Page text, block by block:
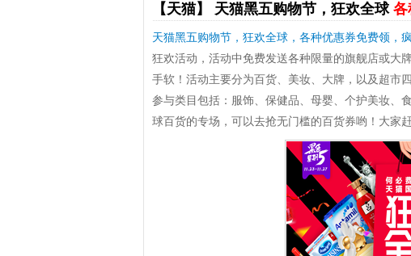
【天猫】 天猫黑五购物节，狂欢全球 各
天猫黑五购物节，狂欢全球，各种优惠券免费领，
狂欢活动，活动中免费发送各种限量的旗舰店或大
手软！活动主要分为百货、美妆、大牌，以及超市四
参与类目包括：服饰、保健品、母婴、个护美妆、
球百货的专场，可以去抢无门槛的百货券哟！大家
淘宝优惠券+淘宝返利